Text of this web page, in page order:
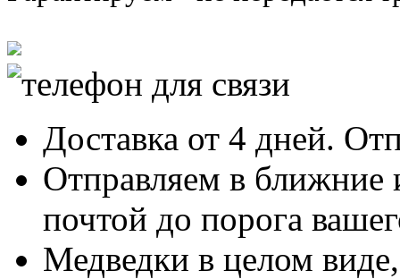
Доставка от 4 дней.
Отправляем в ближние
почтой до порога
Медведки в целом